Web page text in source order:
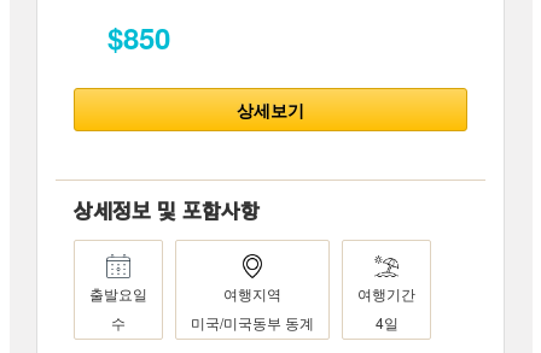
$850
상세보기
상세정보 및 포함사항
출발요일
수
여행지역
미국/미국동부 동계
여행기간
4일